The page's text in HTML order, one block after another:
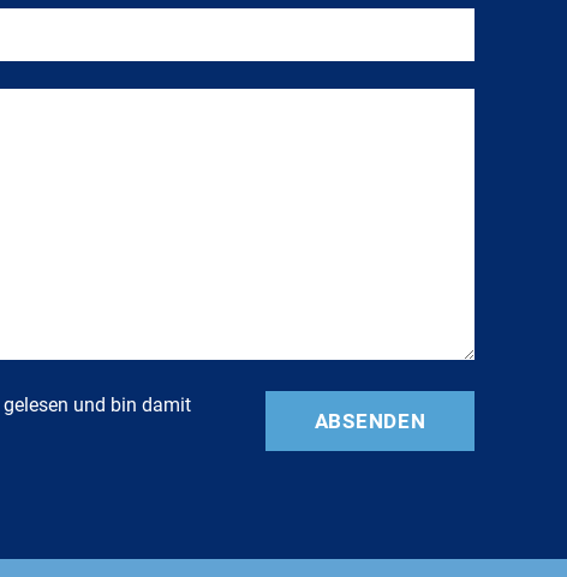
gelesen und bin damit